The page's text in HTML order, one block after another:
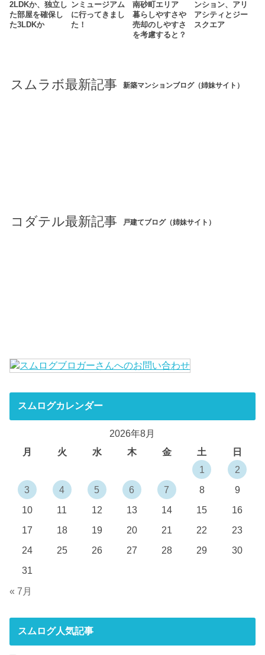
2LDKか、独立し
た部屋を確保し
た3LDKか
ンミュージアム
に行ってきまし
た！
南砂町エリア
暮らしやすさや
売却のしやすさ
を考慮すると？
ンション、アリ
アシティとジー
スクエア
スムラボ最新記事 新築マンションブログ（姉妹サイト）
コダテル最新記事 戸建てブログ（姉妹サイト）
スムログカレンダー
2026年8月
月
火 水 木 金 土
日
1
2
3
4 5 6 7 8
9
10
11 12 13 14 15
16
17
18 19 20 21 22
23
24
25 26 27 28 29
30
31
« 7月
スムログ人気記事